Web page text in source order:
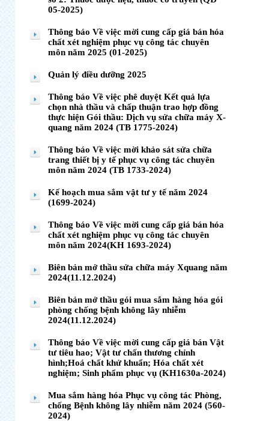
05-2025)
Thông báo Về việc mời cung cấp giá bán hóa
chất xét nghiệm phục vụ công tác chuyên
môn năm 2025 (01-2025)
Quản lý điều dưỡng 2025
Thông báo Về việc phê duyệt Kết quả lựa
chọn nhà thầu và chấp thuận trao hợp đồng
thực hiện Gói thầu: Dịch vụ sửa chữa máy X-
quang năm 2024 (TB 1775-2024)
Thông báo Về việc mời khảo sát sửa chữa
trang thiết bị y tế phục vụ công tác chuyên
môn năm 2024 (TB 1733-2024)
Kế hoạch mua sắm vật tư y tế năm 2024
(1699-2024)
Thông báo Về việc mời cung cấp giá bán hóa
chất xét nghiệm phục vụ công tác chuyên
môn năm 2024(KH 1693-2024)
Biên bản mở thầu sửa chữa máy Xquang năm
2024(11.12.2024)
Biên bản mở thầu gói mua sắm hàng hóa gói
phòng chống bệnh không lây nhiễm
2024(11.12.2024)
Thông báo Về việc mời cung cấp giá bán Vật
tư tiêu hao; Vật tư chấn thương chỉnh
hình;Hoá chất khử khuẩn; Hóa chất xét
nghiệm; Sinh phẩm phục vụ (KH1630a-2024)
Mua sắm hàng hóa Phục vụ công tác Phòng,
chống Bệnh không lây nhiễm năm 2024 (560-
2024)